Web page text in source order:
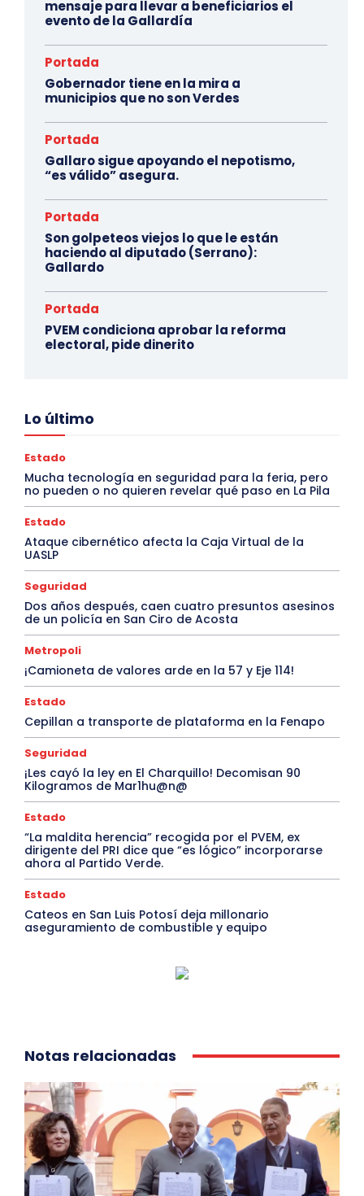
mensaje para llevar a beneficiarios el
evento de la Gallardía
Portada
Gobernador tiene en la mira a
municipios que no son Verdes
Portada
Gallaro sigue apoyando el nepotismo,
“es válido” asegura.
Portada
Son golpeteos viejos lo que le están
haciendo al diputado (Serrano):
Gallardo
Portada
PVEM condiciona aprobar la reforma
electoral, pide dinerito
Lo último
Estado
Mucha tecnología en seguridad para la feria, pero
no pueden o no quieren revelar qué paso en La Pila
Estado
Ataque cibernético afecta la Caja Virtual de la
UASLP
Seguridad
Dos años después, caen cuatro presuntos asesinos
de un policía en San Ciro de Acosta
Metropoli
¡Camioneta de valores arde en la 57 y Eje 114!
Estado
Cepillan a transporte de plataforma en la Fenapo
Seguridad
¡Les cayó la ley en El Charquillo! Decomisan 90
Kilogramos de Mar1hu@n@
Estado
“La maldita herencia” recogida por el PVEM, ex
dirigente del PRI dice que “es lógico” incorporarse
ahora al Partido Verde.
Estado
Cateos en San Luis Potosí deja millonario
aseguramiento de combustible y equipo
Notas relacionadas